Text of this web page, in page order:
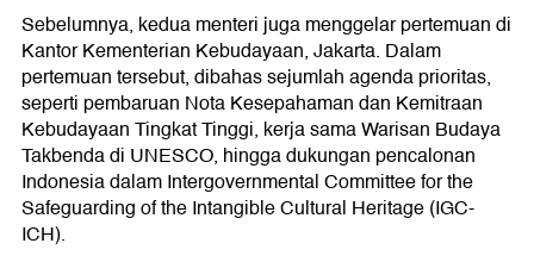
Sebelumnya, kedua menteri juga menggelar pertemuan di
Kantor Kementerian Kebudayaan, Jakarta. Dalam
pertemuan tersebut, dibahas sejumlah agenda prioritas,
seperti pembaruan Nota Kesepahaman dan Kemitraan
Kebudayaan Tingkat Tinggi, kerja sama Warisan Budaya
Takbenda di UNESCO, hingga dukungan pencalonan
Indonesia dalam Intergovernmental Committee for the
Safeguarding of the Intangible Cultural Heritage (IGC-
ICH).